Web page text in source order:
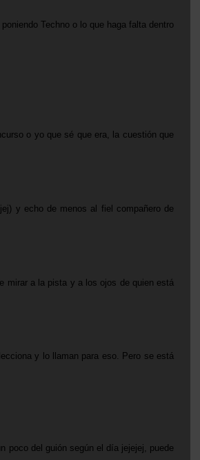
Techno o lo que haga falta dentro
o yo que sé que era, la cuestión que
y echo de menos al fiel compañero de
mirar a la pista y a los ojos de quien está
y lo llaman para eso. Pero se está
poco del guión según el día jejejej, puede